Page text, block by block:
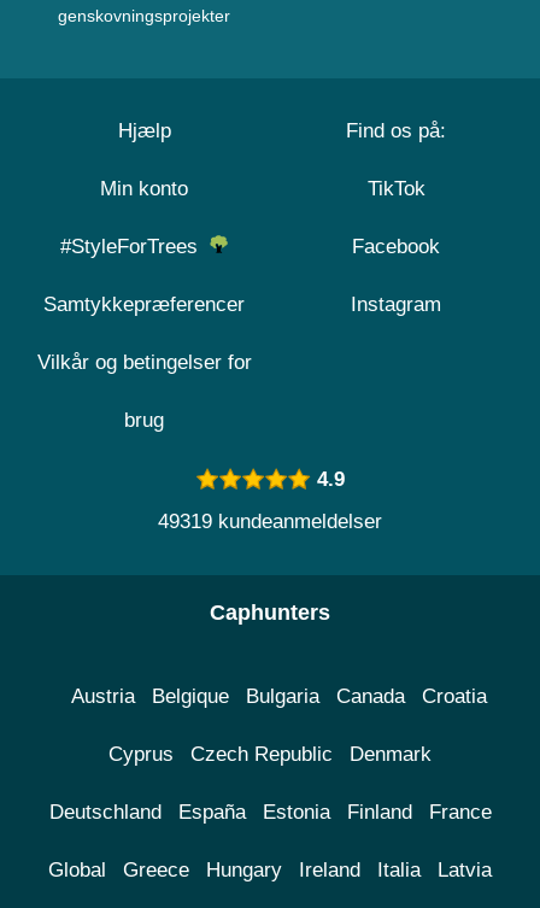
genskovningsprojekter
Hjælp
Min konto
#StyleForTrees
Samtykkepræferencer
Vilkår og betingelser for
brug
Find os på:
TikTok
Facebook
Instagram
4.9
49319 kundeanmeldelser
Caphunters
Austria Belgique Bulgaria Canada Croatia
Cyprus Czech Republic Denmark
Deutschland España Estonia Finland France
Global Greece Hungary Ireland Italia Latvia